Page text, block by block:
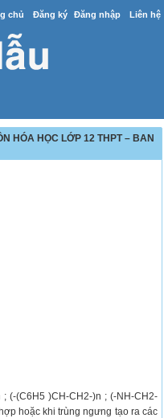
chủ Đăng ký Đăng nhập Liên hệ
HÓA HỌC LỚP 12 THPT – BAN
(-(C6H5 )CH-CH2-)n ; (-NH-CH2-
hoặc khi trùng ngưng tạo ra các